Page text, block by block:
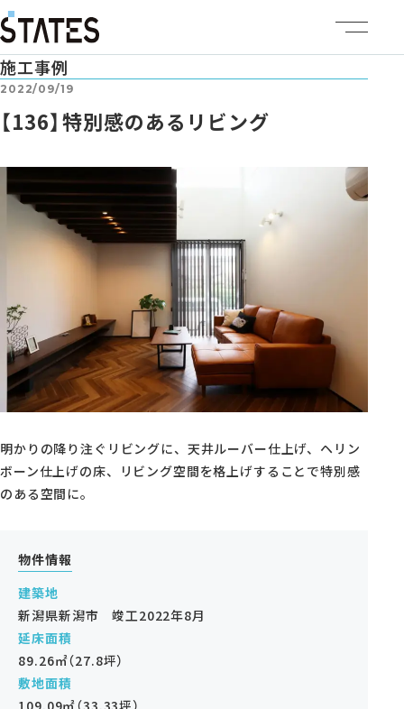
ステーツについて
商品ラインナップ
イベント情報
施工事例
企業情報
モデルハウス・支店
家づくりコラム
イベント予約
施工事例
2022/09/19
【136】特別感のあるリビング
明かりの降り注ぐリビングに、天井ルーバー仕上げ、ヘリン
ボーン仕上げの床、リビング空間を格上げすることで特別感
のある空間に。
物件情報
建築地
新潟県新潟市 竣工2022年8月
延床面積
89.26㎡（27.8坪）
敷地面積